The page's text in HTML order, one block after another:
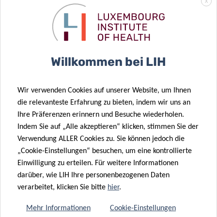
4, rue Thomas Edison1445 Strassen
LECTURE: 11:00am – 12:00pm
Event number: 2780 195 4400
MEET & EAT
12:00pm – 13:00pm
X
Willkommen bei LIH
Wir verwenden Cookies auf unserer Website, um Ihnen
die relevanteste Erfahrung zu bieten, indem wir uns an
Ihre Präferenzen erinnern und Besuche wiederholen.
Indem Sie auf „Alle akzeptieren“ klicken, stimmen Sie der
Verwendung ALLER Cookies zu. Sie können jedoch die
„Cookie-Einstellungen“ besuchen, um eine kontrollierte
Einwilligung zu erteilen. Für weitere Informationen
darüber, wie LIH Ihre personenbezogenen Daten
verarbeitet, klicken Sie bitte hier.
Mehr Informationen Cookie-Einstellungen